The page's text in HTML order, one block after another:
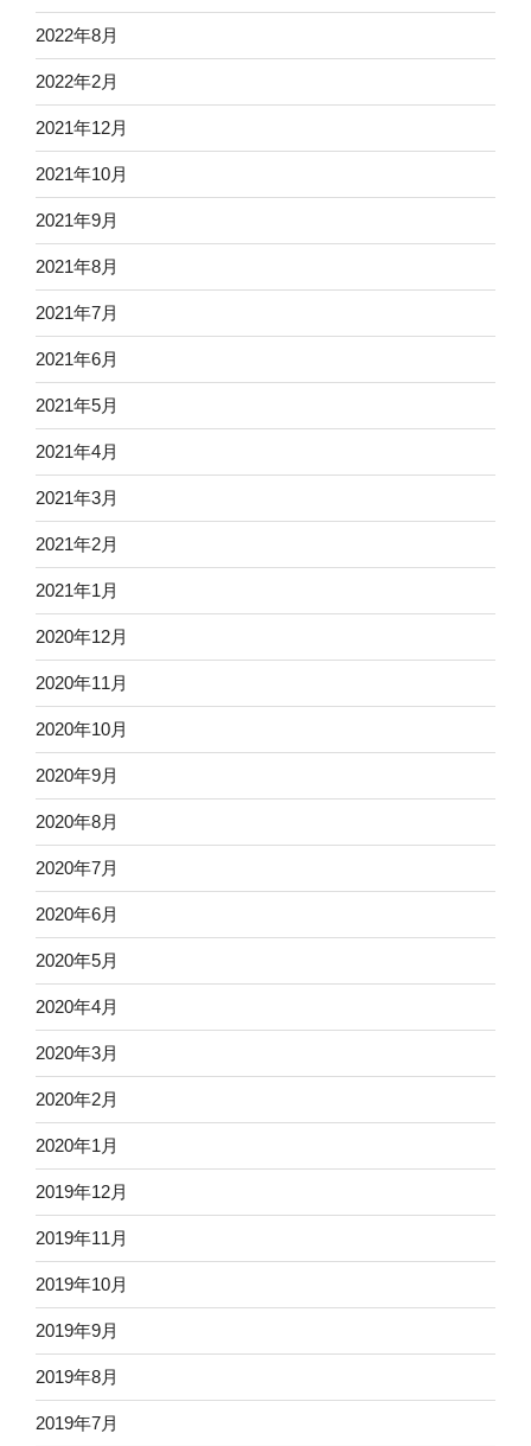
2022年8月
2022年2月
2021年12月
2021年10月
2021年9月
2021年8月
2021年7月
2021年6月
2021年5月
2021年4月
2021年3月
2021年2月
2021年1月
2020年12月
2020年11月
2020年10月
2020年9月
2020年8月
2020年7月
2020年6月
2020年5月
2020年4月
2020年3月
2020年2月
2020年1月
2019年12月
2019年11月
2019年10月
2019年9月
2019年8月
2019年7月